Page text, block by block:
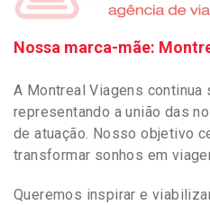
Nossa marca-mãe:
A Montreal Viagens continua
representando a união das
de atuação. Nosso objetivo
transformar sonhos em
Queremos inspirar e